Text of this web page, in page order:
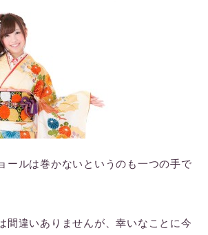
ールは巻かないというのも一つの手で
間違いありませんが、幸いなことに今